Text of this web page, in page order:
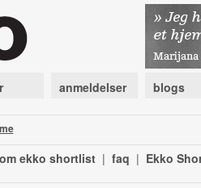
anmeldelser blogs
om ekko shortlist | faq | Ekko